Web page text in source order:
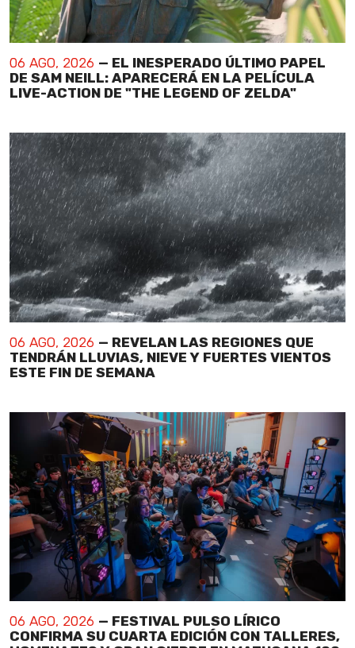
06 AGO, 2026 — EL INESPERADO ÚLTIMO PAPEL
DE SAM NEILL: APARECERÁ EN LA PELÍCULA
LIVE-ACTION DE "THE LEGEND OF ZELDA"
06 AGO, 2026 — REVELAN LAS REGIONES QUE
TENDRÁN LLUVIAS, NIEVE Y FUERTES VIENTOS
ESTE FIN DE SEMANA
06 AGO, 2026 — FESTIVAL PULSO LÍRICO
CONFIRMA SU CUARTA EDICIÓN CON TALLERES,